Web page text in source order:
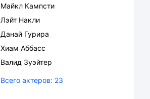
Майкл Кампсти
Лэйт Накли
Данай Гурира
Хиам Аббасс
Валид Зуэйтер
Всего актеров: 23